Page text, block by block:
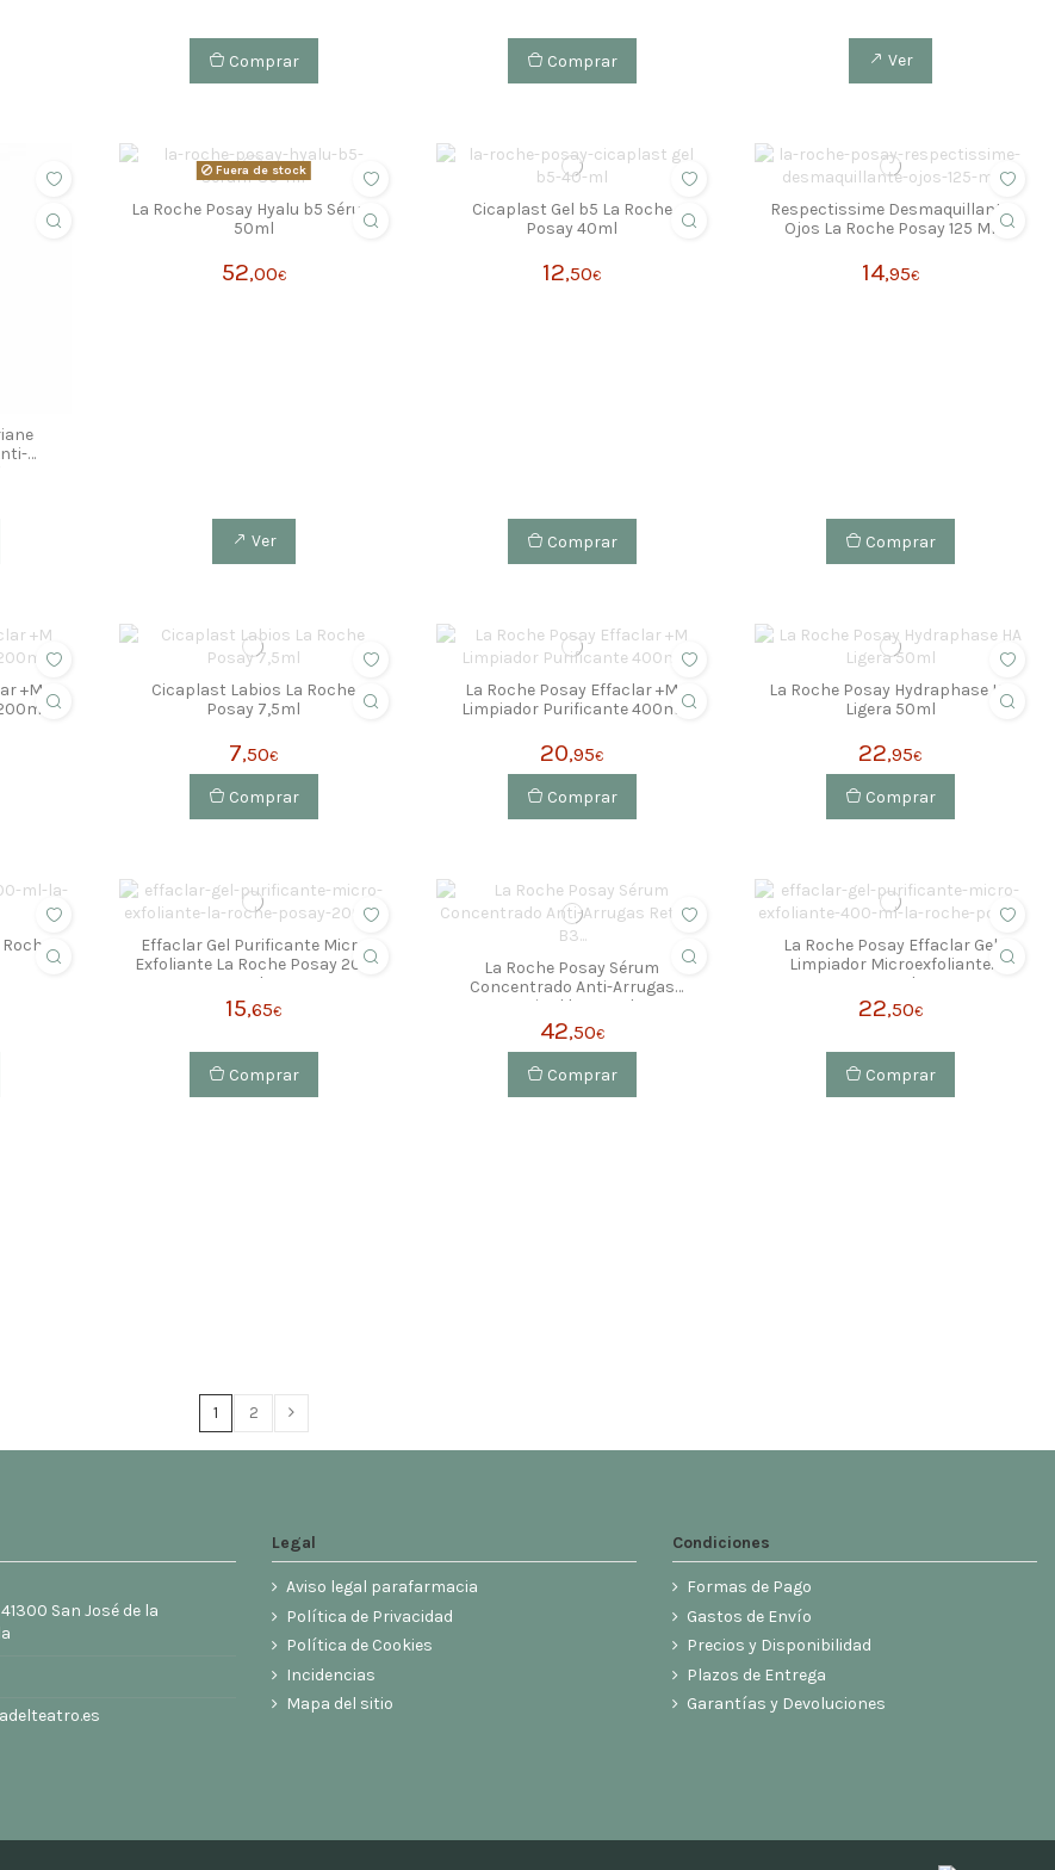
Comprar Comprar Ver
Fuera de stock
La Roche Posay Hyalu b5 Sérum
50ml
52,00€
Ver
Cicaplast Gel b5 La Roche
Posay 40ml
12,50€
Comprar
Respectissime Desmaquillante
Ojos La Roche Posay 125 Ml
14,95€
Comprar
+M
Cicaplast Labios La Roche
Posay 7,5ml
7,50€
Comprar
La Roche Posay Effaclar +M
Limpiador Purificante 400ml
20,95€
Comprar
La Roche Posay Hydraphase Ha
Ligera 50ml
22,95€
Comprar
Effaclar Gel Purificante Micro
Exfoliante La Roche Posay 200
Ml
15,65€
Comprar
La Roche Posay Sérum
Concentrado Anti-Arrugas
Retinol b3 30ml
42,50€
Comprar
La Roche Posay Effaclar Gel
Limpiador Microexfoliante
400ml
22,50€
Comprar
1 2
San José de la
Legal
Aviso legal parafarmacia
Política de Privacidad
Política de Cookies
Incidencias
Mapa del sitio
Condiciones
Formas de Pago
Gastos de Envío
Precios y Disponibilidad
Plazos de Entrega
Garantías y Devoluciones